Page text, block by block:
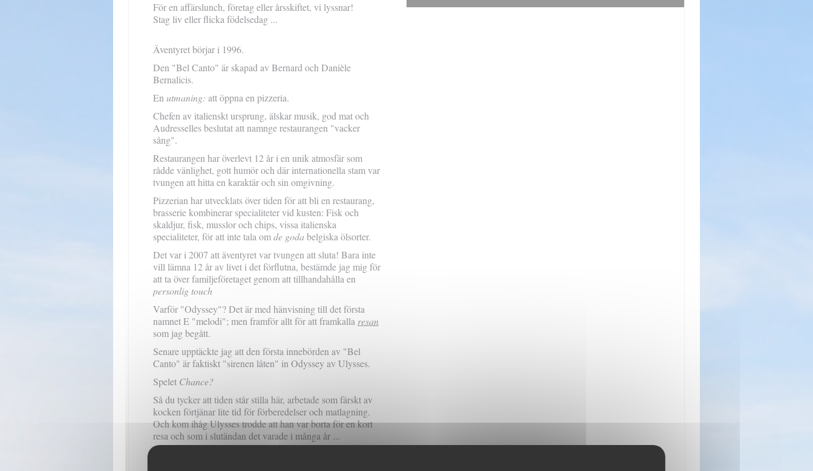
För en affärslunch, företag eller årsskiftet, vi lyssnar!
Stag liv eller flicka födelsedag ...
Äventyret börjar i 1996.
Den "Bel Canto" är skapad av Bernard och Danièle
Bernalicis.
En utmaning: att öppna en pizzeria.
Chefen av italienskt ursprung, älskar musik, god mat och
Audresselles beslutat att namnge restaurangen "vacker
sång".
Restaurangen har överlevt 12 år i en unik atmosfär som
rådde vänlighet, gott humör och där internationella stam var
tvungen att hitta en karaktär och sin omgivning.
Pizzerian har utvecklats över tiden för att bli en restaurang,
brasserie kombinerar specialiteter vid kusten: Fisk och
skaldjur, fisk, musslor och chips, vissa italienska
specialiteter, för att inte tala omde godabelgiska ölsorter.
Det var i 2007 att äventyret var tvungen att sluta! Bara inte
vill lämna 12 år av livet i det förflutna, bestämde jag mig för
att ta över familjeföretaget genom att tillhandahålla en
personlig touch
Varför "Odyssey"? Det är med hänvisning till det första
namnet E "melodi"; men framför allt för att framkalla resan
som jag begått.
Senare upptäckte jag att den första innebörden av "Bel
Canto" är faktiskt "sirenen låten" in Odyssey av Ulysses.
Spelet Chance?
Så du tycker att tiden står stilla här, arbetade som färskt av
kocken förtjänar lite tid för förberedelser och matlagning.
Och kom ihåg Ulysses trodde att han var borta för en kort
resa och som i slutändan det varade i många år ...